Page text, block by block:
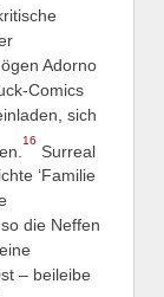
Adorno
Comics
sich
16
Surreal
‘Familie
die Neffen
– beileibe